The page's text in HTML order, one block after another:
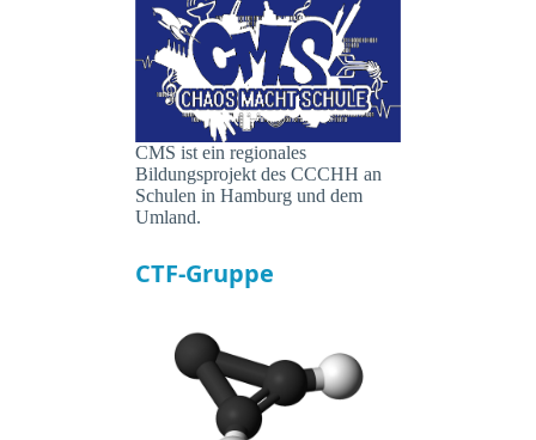
CMS ist ein regionales
Bildungsprojekt des CCCHH an
Schulen in Hamburg und dem
Umland.
CTF-Gruppe